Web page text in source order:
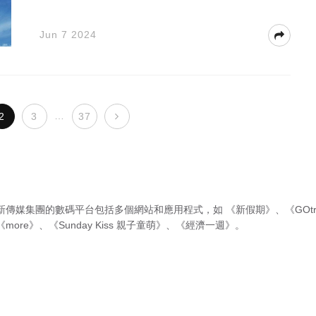
Jun 7 2024
3 37
傳媒集團的數碼平台包括多個網站和應用程式，如 《新假期》
《
more》
《Sunday Kiss 親子童萌》 《經濟一週》 。